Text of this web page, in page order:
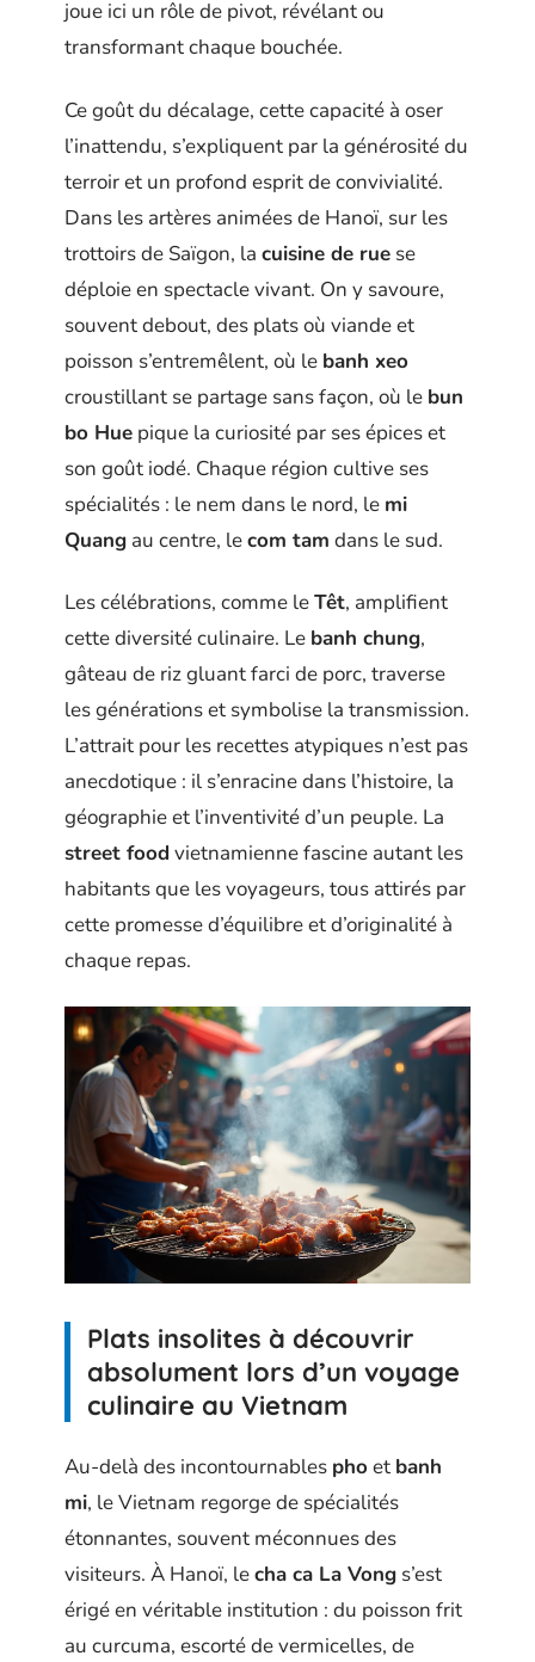
joue ici un rôle de pivot, révélant ou
transformant chaque bouchée.
Ce goût du décalage, cette capacité à oser
l’inattendu, s’expliquent par la générosité du
terroir et un profond esprit de convivialité.
Dans les artères animées de Hanoï, sur les
trottoirs de Saïgon, la cuisine de rue se
déploie en spectacle vivant. On y savoure,
souvent debout, des plats où viande et
poisson s’entremêlent, où le banh xeo
croustillant se partage sans façon, où le bun
bo Hue pique la curiosité par ses épices et
son goût iodé. Chaque région cultive ses
spécialités : le nem dans le nord, le mi
Quang au centre, lecom tam dans le sud.
Les célébrations, comme leTêt, amplifient
cette diversité culinaire. Le banh chung,
gâteau de riz gluant farci de porc, traverse
les générations et symbolise la transmission.
L’attrait pour les recettes atypiques n’est pas
anecdotique : il s’enracine dans l’histoire, la
géographie et l’inventivité d’un peuple. La
street food vietnamienne fascine autant les
habitants que les voyageurs, tous attirés par
cette promesse d’équilibre et d’originalité à
chaque repas.
Plats insolites à découvrir
absolument lors d’un voyage
culinaire au Vietnam
Au-delà des incontournables pho et banh
mi, le Vietnam regorge de spécialités
étonnantes, souvent méconnues des
visiteurs. À Hanoï, lecha ca La Vong s’est
érigé en véritable institution : du poisson frit
au curcuma, escorté de vermicelles, de